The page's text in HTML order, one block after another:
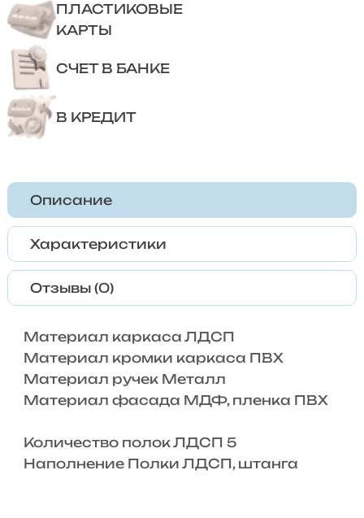
ПЛАСТИКОВЫЕ
КАРТЫ
СЧЕТ В БАНКЕ
В КРЕДИТ
Описание
Характеристики
Отзывы (0)
Материал каркаса ЛДСП
Материал кромки каркаса ПВХ
Материал ручек Металл
Материал фасада МДФ, пленка ПВХ
Количество полок ЛДСП 5
Наполнение Полки ЛДСП, штанга